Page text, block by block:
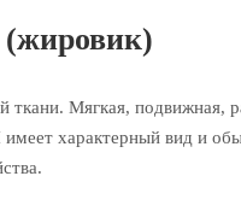
ткани. Мягкая, подвижная,
характерный вид и